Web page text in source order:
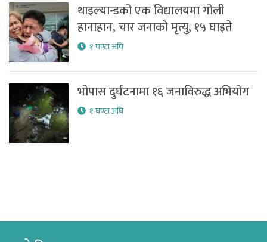
थाइल्यान्डको एक विद्यालयमा गोली
हानाहान, चार जनाको मृत्यु, १५ घाइते
१ घण्टा अघि
भोपास दुर्घटनामा १६ जनाविरुद्ध अभियोग
१ घण्टा अघि